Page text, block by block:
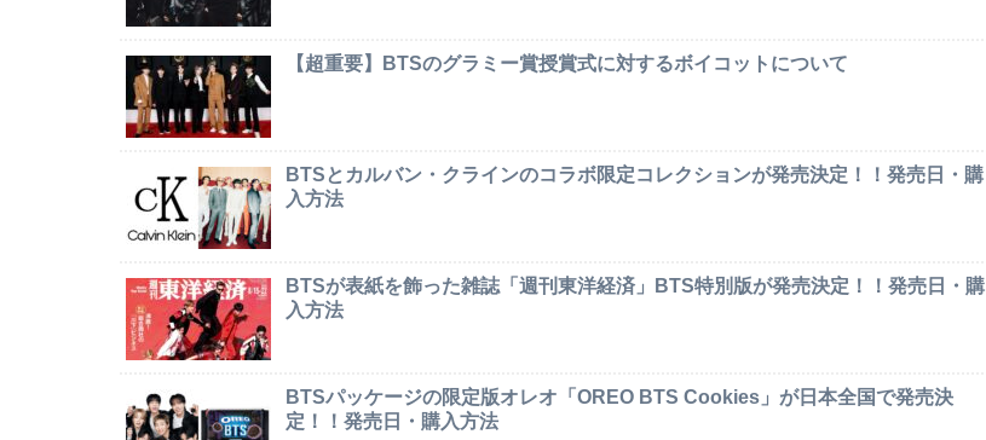
【超重要】BTSのグラミー賞授賞式に対するボイコットについて
BTSとカルバン・クラインのコラボ限定コレクションが発売決定！！発売日・購
入方法
BTSが表紙を飾った雑誌「週刊東洋経済」BTS特別版が発売決定！！発売日・購
入方法
BTSパッケージの限定版オレオ「OREO BTS Cookies」が日本全国で発売決
定！！発売日・購入方法